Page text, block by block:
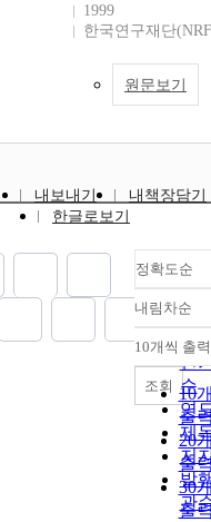
1999
한국연구재단
원문보기
내보내기
내책장담기
한글로보기
정확도순
정
순
인
순
연
제
저
발
관
내림차순
내
10개씩 출력
10
출
20
출
30
출
조회